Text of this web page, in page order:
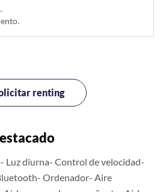
renting
Luz diurna- Control de velocidad-
Ordenador- Aire